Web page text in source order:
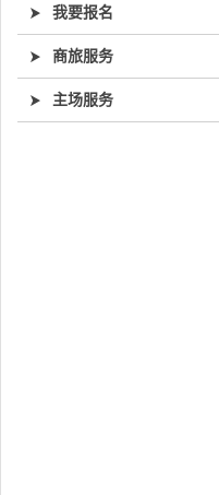
我要报名
商旅服务
主场服务